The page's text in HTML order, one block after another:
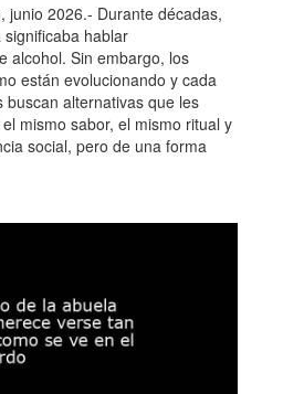
junio 2026.- Durante décadas,
hablar
alcohol. Sin embargo, los
están evolucionando y cada
buscan alternativas que les
mismo sabor, el mismo ritual y
social, pero de una forma